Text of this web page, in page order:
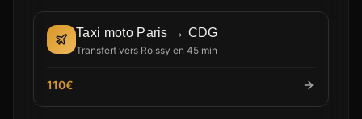
Taxi moto Paris → CDG
Transfert vers Roissy en 45 min
110€